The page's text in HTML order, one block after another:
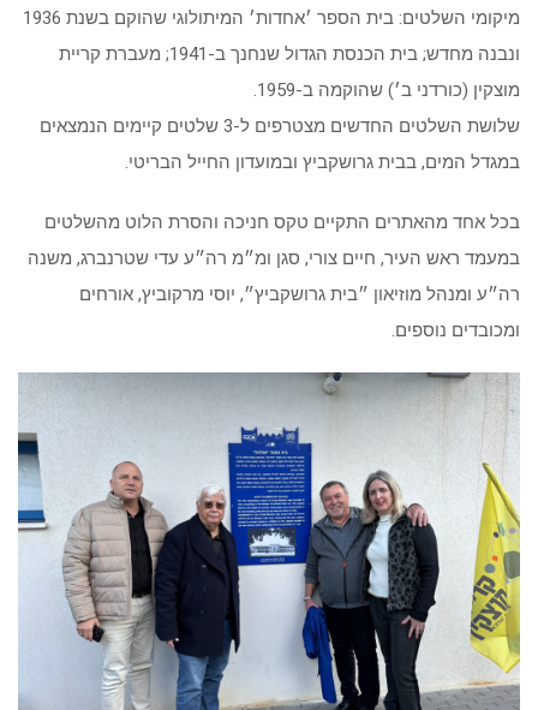
מיקומי השלטים: בית הספר ׳אחדות׳ המיתולוגי שהוקם בשנת 1936
ונבנה מחדש; בית הכנסת הגדול שנחנך ב-1941; מעברת קריית
מוצקין (כורדני ב׳) שהוקמה ב-1959.
שלושת השלטים החדשים מצטרפים ל-3 שלטים קיימים הנמצאים
במגדל המים, בבית גרושקביץ ובמועדון החייל הבריטי.
בכל אחד מהאתרים התקיים טקס חניכה והסרת הלוט מהשלטים
במעמד ראש העיר, חיים צורי, סגן ומ״מ רה״ע עדי שטרנברג, משנה
רה״ע ומנהל מוזיאון ״בית גרושקביץ״, יוסי מרקוביץ, אורחים
ומכובדים נוספים.